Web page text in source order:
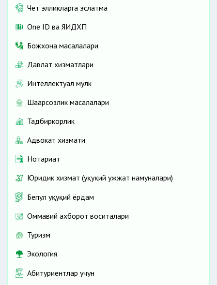
Чет элликларга эслатма
One ID ва ЯИДХП
Божхона масалалари
Давлат хизматлари
Интеллектуал мулк
Шаҳарсозлик масалалари
Тадбиркорлик
Адвокат хизмати
Нотариат
Юридик хизмат (ҳуқуқий ҳужжат намуналари)
Бепул ҳуқуқий ёрдам
Оммавий ахборот воситалари
Туризм
Экология
Абитуриентлар учун